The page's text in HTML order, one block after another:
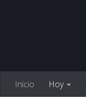
Inicio Hoy